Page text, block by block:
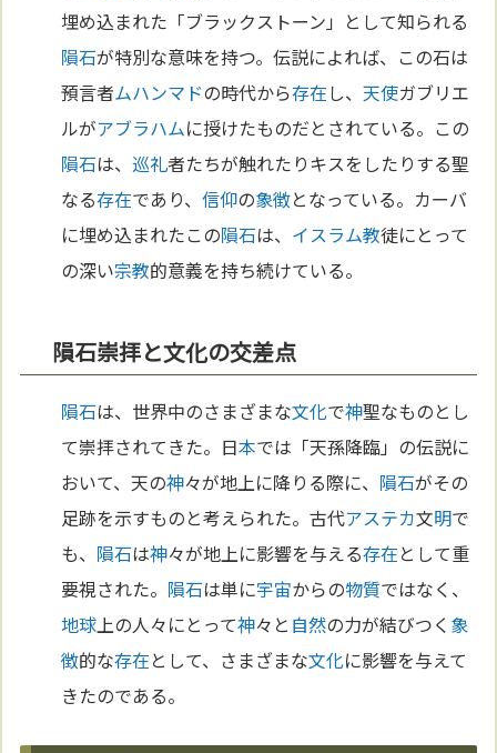
埋め込まれた「ブラックストーン」として知られる
隕石が特別な意味を持つ。伝説によれば、この石は
預言者ムハンマドの時代から存在し、天使ガブリエ
ルがアブラハムに授けたものだとされている。この
隕石は、巡礼者たちが触れたりキスをしたりする聖
なる存在であり、信仰の象徴となっている。カーバ
に埋め込まれたこの隕石は、 イスラム教徒にとって
の深い宗教的意義を持ち続けている。
隕石崇拝と文化の交差点
隕石は、世界中のさまざまな文化で神聖なものとし
て崇拝されてきた。日本では「天孫降臨」の伝説に
おいて、天の神々が地上に降りる際に、 隕石がその
足跡を示すものと考えられた。古代アステカ文明で
も、 隕石は神々が地上に影響を与える存在として重
要視された。 隕石は単に宇宙からの物質ではなく、
地球 上の人々にとって神々と 自然の力が結びつく 象
徴的な存在として、さまざまな文化に影響を与えて
きたのである。